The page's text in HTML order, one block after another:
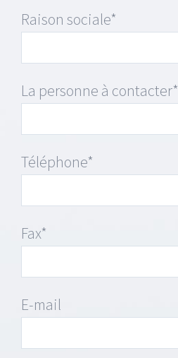
Raison sociale*
La personne à contacter*
Téléphone*
Fax*
E-mail